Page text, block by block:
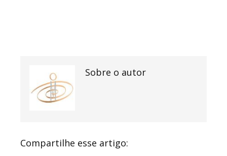
Sobre o autor
Compartilhe esse artigo: